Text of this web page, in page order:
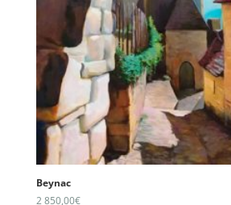
Beynac
2 850,00€